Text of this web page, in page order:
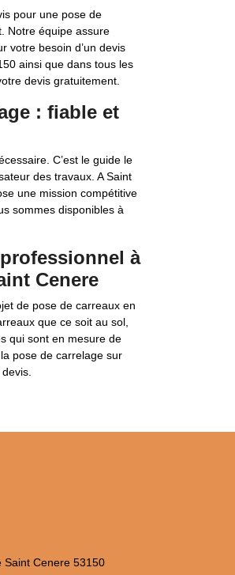
pour une pose de
Notre équipe assure
votre besoin d’un devis
ainsi que dans tous les
devis gratuitement.
: fiable et
C’est le guide le
des travaux. A Saint
une mission compétitive
sommes disponibles à
à
Cenere
de pose de carreaux en
que ce soit au sol,
qui sont en mesure de
pose de carrelage sur
Saint Cenere 53150